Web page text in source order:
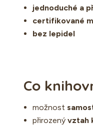
jednoduché a
certifikované
bez lepidel
Co
možnost
přirozený vztah